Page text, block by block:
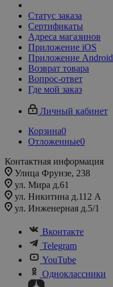
Статус заказа
Сертификаты
Адреса магазинов
Приложение iOS
Приложение Android
Возврат товара
Вопрос-ответ
Где мой заказ
Личный кабинет
Корзина0
Отложенные0
Контактная информация
Улица Фрунзе, 238​
ул. Мира д.61
ул. Никитина д.112 А
ул. Инженерная д.5/1
Вконтакте
Telegram
YouTube
Одноклассники